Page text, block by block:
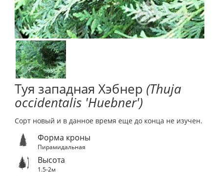
Туя западная Хэбнер (Thuja
occidentalis 'Huebner')
Сорт новый и в данное время еще до конца не изучен.
Форма кроны
Пирамидальная
Высота
1.5-2м